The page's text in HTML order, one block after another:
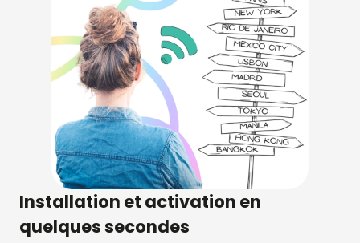
Installation et activation en
quelques secondes